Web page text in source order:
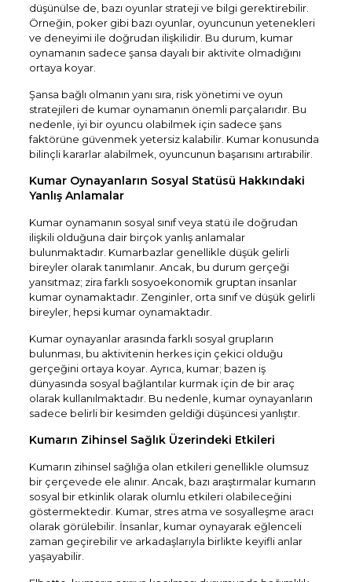
düşünülse de, bazı oyunlar strateji ve bilgi gerektirebilir.
Örneğin, poker gibi bazı oyunlar, oyuncunun yetenekleri
ve deneyimi ile doğrudan ilişkilidir. Bu durum, kumar
oynamanın sadece şansa dayalı bir aktivite olmadığını
ortaya koyar.
Şansa bağlı olmanın yanı sıra, risk yönetimi ve oyun
stratejileri de kumar oynamanın önemli parçalarıdır. Bu
nedenle, iyi bir oyuncu olabilmek için sadece şans
faktörüne güvenmek yetersiz kalabilir. Kumar konusunda
bilinçli kararlar alabilmek, oyuncunun başarısını artırabilir.
Kumar Oynayanların Sosyal Statüsü Hakkındaki
Yanlış Anlamalar
Kumar oynamanın sosyal sınıf veya statü ile doğrudan
ilişkili olduğuna dair birçok yanlış anlamalar
bulunmaktadır. Kumarbazlar genellikle düşük gelirli
bireyler olarak tanımlanır. Ancak, bu durum gerçeği
yansıtmaz; zira farklı sosyoekonomik gruptan insanlar
kumar oynamaktadır. Zenginler, orta sınıf ve düşük gelirli
bireyler, hepsi kumar oynamaktadır.
Kumar oynayanlar arasında farklı sosyal grupların
bulunması, bu aktivitenin herkes için çekici olduğu
gerçeğini ortaya koyar. Ayrıca, kumar; bazen iş
dünyasında sosyal bağlantılar kurmak için de bir araç
olarak kullanılmaktadır. Bu nedenle, kumar oynayanların
sadece belirli bir kesimden geldiği düşüncesi yanlıştır.
Kumarın Zihinsel Sağlık Üzerindeki Etkileri
Kumarın zihinsel sağlığa olan etkileri genellikle olumsuz
bir çerçevede ele alınır. Ancak, bazı araştırmalar kumarın
sosyal bir etkinlik olarak olumlu etkileri olabileceğini
göstermektedir. Kumar, stres atma ve sosyalleşme aracı
olarak görülebilir. İnsanlar, kumar oynayarak eğlenceli
zaman geçirebilir ve arkadaşlarıyla birlikte keyifli anlar
yaşayabilir.